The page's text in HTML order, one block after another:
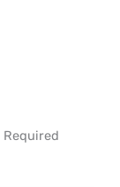
Required